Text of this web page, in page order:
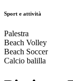
Sport e attività
Palestra
Beach Volley
Beach Soccer
Calcio balilla